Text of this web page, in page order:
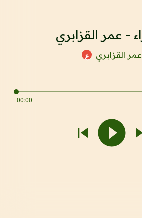
- عمر القزابري
ع عمر القزابري
00:00